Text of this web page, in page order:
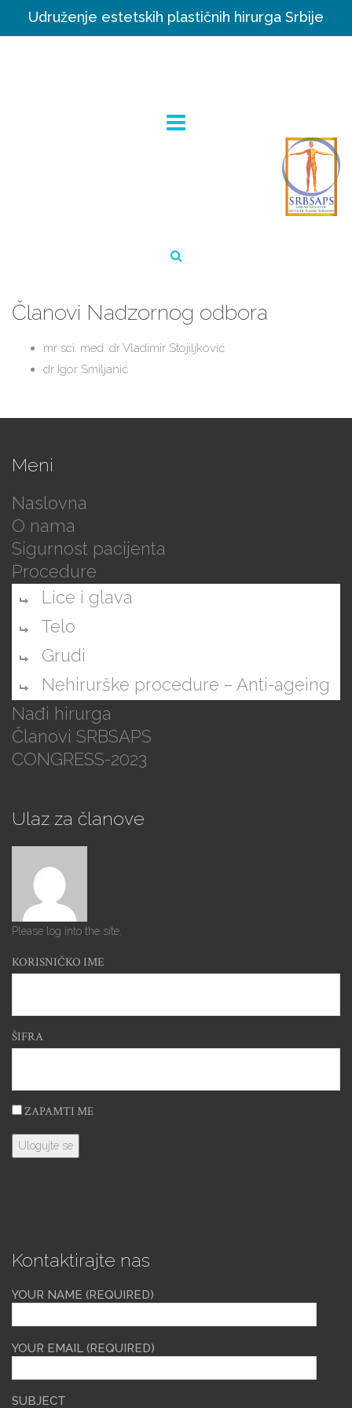
Udruženje estetskih plastičnih hirurga Srbije
Članovi Nadzornog odbora
mr sci. med. dr Vladimir Stojiljković
dr Igor Smiljanić
Meni
Naslovna
O nama
Sigurnost pacijenta
Procedure
Lice i glava
Telo
Grudi
Nehirurške procedure – Anti-ageing
Nađi hirurga
Članovi SRBSAPS
CONGRESS-2023
Ulaz za članove
Please log into the site.
KORISNIČKO IME
ŠIFRA
ZAPAMTI ME
Kontaktirajte nas
YOUR NAME (REQUIRED)
YOUR EMAIL (REQUIRED)
SUBJECT